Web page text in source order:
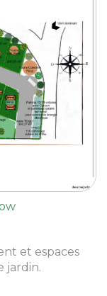
et espaces
jardin.